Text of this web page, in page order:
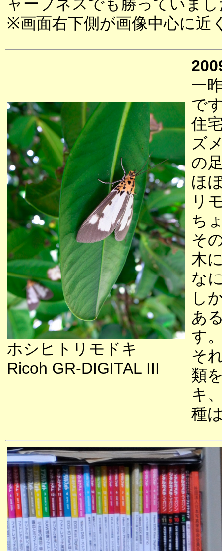
ャープネスでも勝っていま
※画面右下側が画像中心に近
ホシヒトリモドキ
Ricoh GR-DIGITAL III
一
で
住
ズ
の
ほ
リ
ち
そ
木
な
し
あ
す
そ
類
キ
種